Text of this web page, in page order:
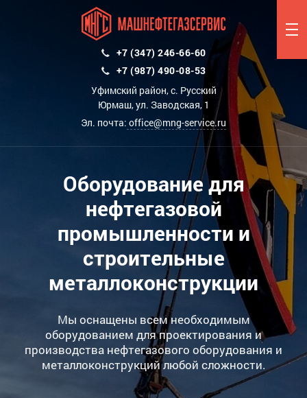
+7 (347) 246-66-60
+7 (987) 490-08-53
Уфимский район, с. Русский
Юрмаш, ул. Заводская, 1
Эл. почта: office@mng-service.ru
Оборудование для
нефтегазовой
промышленности и
строительные
металлоконструкции
Мы оснащены всем необходимым
оборудованием для проектирования и
производства нефтегазового оборудования и
металлоконструкций любой сложности.